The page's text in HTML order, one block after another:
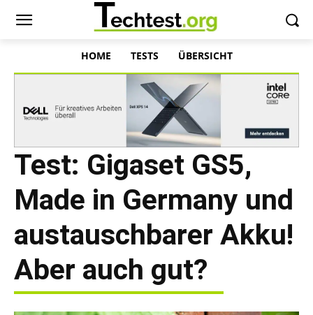
HOME TESTS ÜBERSICHT
Test: Gigaset GS5,
Made in Germany und
austauschbarer Akku!
Aber auch gut?